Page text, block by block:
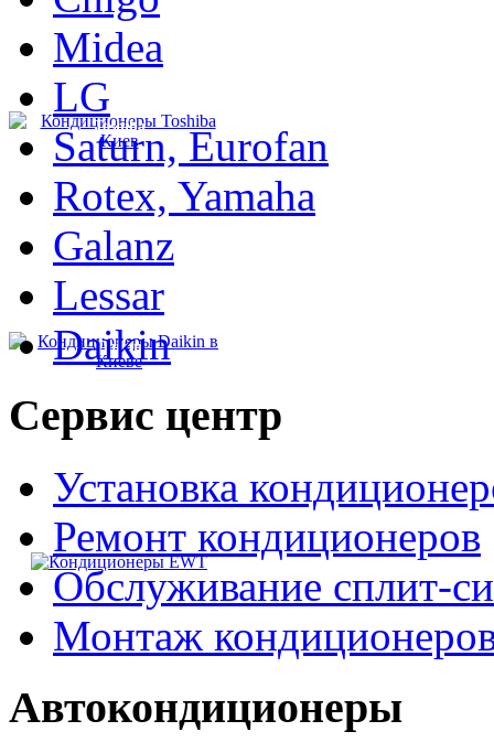
Toshiba
Daikin
EWT
Midea
LG
Saturn, Eurofan
Rotex, Yamaha
Galanz
Lessar
Daikin
Сервис центр
Установка
Ремонт кондиционеров
Обслуживание сплит-
Монтаж
Автокондиционеры